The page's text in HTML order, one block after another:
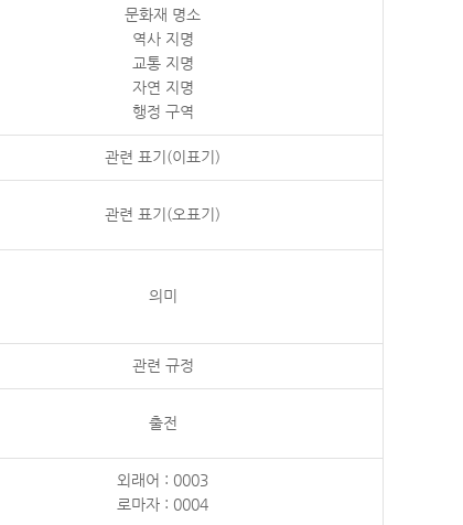
문화재 명소
역사 지명
교통 지명
자연 지명
행정 구역
관련 표기(이표기)
관련 표기(오표기)
의미
관련 규정
출전
외래어 : 0003
로마자 : 0004